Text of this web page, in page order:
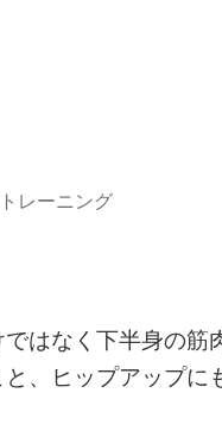
レーニング
はなく下半身の筋
、ヒップアップに